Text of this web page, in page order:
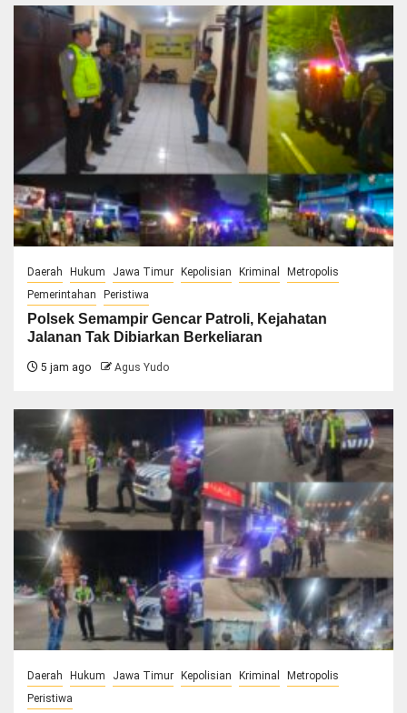
Daerah Hukum Jawa Timur Kepolisian Kriminal
Metropolis
Pemerintahan
Peristiwa
Polsek Semampir Gencar Patroli, Kejahatan
Jalanan Tak Dibiarkan Berkeliaran
5 jam ago Agus Yudo
Daerah Hukum Jawa Timur Kepolisian Kriminal
Metropolis
Peristiwa